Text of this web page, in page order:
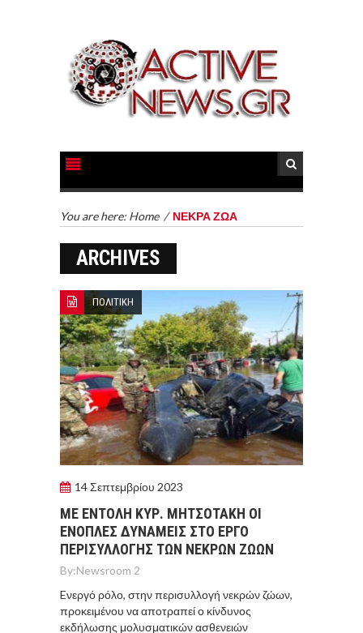
You are here: Home / ΝΕΚΡΑ ΖΩΑ
ARCHIVES
ΠΟΛΙΤΙΚΗ
14 Σεπτεμβρίου 2023
ΜΕ ΕΝΤΟΛΗ ΚΥΡ. ΜΗΤΣΟΤΑΚΗ ΟΙ
EΝΟΠΛΕΣ ΔΥΝΑΜΕΙΣ ΣΤΟ ΕΡΓΟ
ΠΕΡΙΣΥΛΛΟΓΗΣ ΤΩΝ ΝΕΚΡΩΝ ΖΩΩΝ
By:Newsroom 2
Eνεργό ρόλο, στην περισυλλογή νεκρών ζώων,
προκειμένου να αποτραπεί ο κίνδυνος
εκδήλωσης μολυσματικών ασθενειών